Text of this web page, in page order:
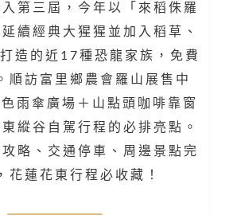
第三屆，今年以「來稻侏羅
續經典大猩猩並加入稻草、
造的近17種恐龍家族，免費
順訪富里鄉農會羅山展售中
雨傘廣場＋山點頭咖啡靠窗
縱谷自駕行程的必排亮點。
略、交通停車、周邊景點完
花蓮花東行程必收藏！